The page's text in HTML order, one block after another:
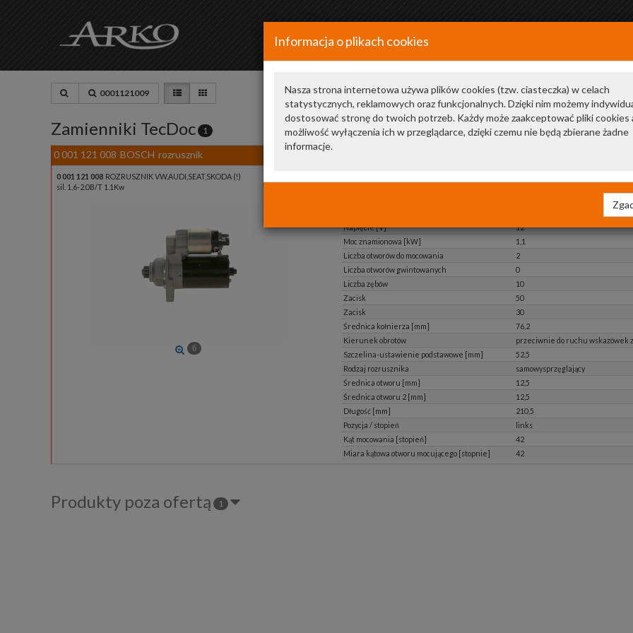
+48 34 366 20 20
Informacja o plikach cookies
Nasza strona internetowa używa plików cookies (tzw. ciasteczka) w celach
statystycznych, reklamowych oraz funkcjonalnych. Dzięki nim możemy
dostosować stronę do twoich potrzeb. Każdy może zaakceptować pliki cookies
możliwość wyłączenia ich w przeglądarce, dzięki czemu nie będą zbierane żadne
informacje.
0001121009
Zamienniki TecDoc 1
0 001 121 008 BOSCH rozrusznik
0 001 121 008 ROZRUSZNIK VW,AUDI,SEAT,SKODA (!)
sil. 1.6-2.0B/T 1.1Kw
6
Napięcie [V]
12
Moc znamionowa [kW]
1,1
Liczba otworów do mocowania
2
Liczba otworów gwintowanych
0
Liczba zębów
10
Zacisk
50
Zacisk
30
Średnica kołnierza [mm]
76,2
Kierunek obrotów
przeciwnie do ruchu wskazówek
Szczelina-ustawienie podstawowe [mm]
52,5
Rodzaj rozrusznika
samowysprzęglający
Średnica otworu [mm]
12,5
Średnica otworu 2 [mm]
12,5
Długość [mm]
210,5
Pozycja / stopień
links
Kąt mocowania [stopień]
42
Miara kątowa otworu mocującego [stopnie]
42
Produkty poza ofertą 1